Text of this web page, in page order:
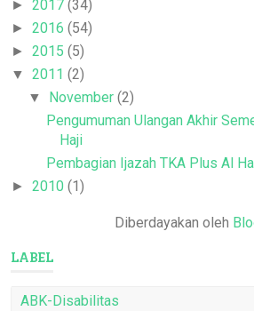
► 2017 (34)
► 2016 (54)
► 2015 (5)
▼ 2011 (2)
▼ November(2)
Pengumuman Ulangan Akhir
Haji
Pembagian Ijazah TKA Plus Al
► 2010 (1)
Diberdayakan oleh
LABEL
ABK-Disabilitas